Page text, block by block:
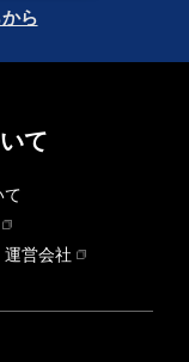
ら
て
て
運営会社